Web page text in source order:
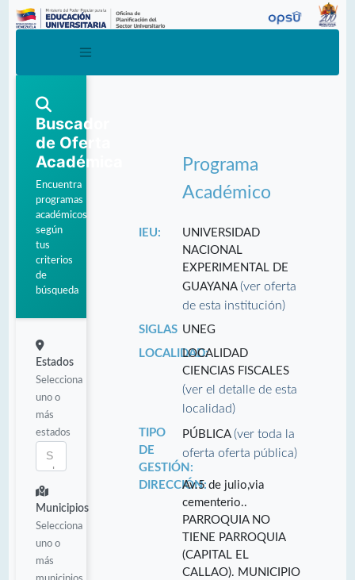
Buscador
de Oferta
Académica
Encuentra
programas
académicos
según
tus
criterios
de
búsqueda
Estados
Selecciona
uno o
más
estados
Municipios
Selecciona
uno o
más
Programa
Académico
IEU:
UNIVERSIDAD
NACIONAL
EXPERIMENTAL DE
GUAYANA(ver oferta
de esta institución)
SIGLAS UNEG
LOCALIDAD:LOCALIDAD
CIENCIAS FISCALES
(ver el detalle de esta
localidad)
TIPO
DE
GESTIÓN:
PÚBLICA(ver toda la
oferta oferta pública)
DIRECCIÓN:Av.5 de julio,via
cementerio..
PARROQUIA NO
TIENE PARROQUIA
(CAPITAL EL
CALLAO). MUNICIPIO